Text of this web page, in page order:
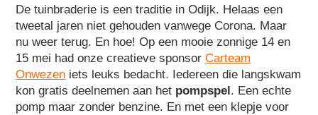
De tuinbraderie is een traditie in Odijk. Helaas een
tweetal jaren niet gehouden vanwege Corona. Maar
nu weer terug. En hoe! Op een mooie zonnige 14 en
15 mei had onze creatieve sponsorCarteam
Onwezen iets leuks bedacht. Iedereen die langskwam
kon gratis deelnemen aan het pompspel. Een echte
pomp maar zonder benzine. En met een klepje voor